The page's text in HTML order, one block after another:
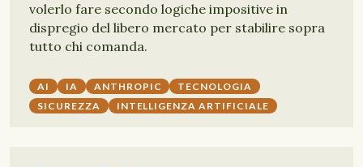
volerlo fare secondo logiche impositive in
dispregio del libero mercato per stabilire sopra
tutto chi comanda.
AI IA ANTHROPIC
TECNOLOGIA
SICUREZZA
INTELLIGENZA ARTIFICIALE